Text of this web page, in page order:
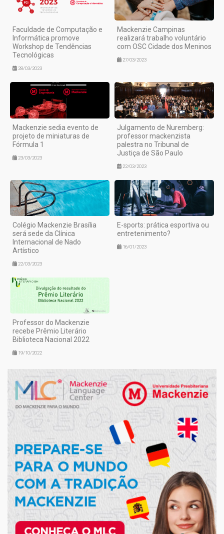
Faculdade de Computação e
Informática promove
Workshop de Tendências
Tecnológicas
28/03/2023
Mackenzie Campinas
realizará trabalho voluntário
com OSC Cidade dos Meninos
27/03/2023
Mackenzie sedia evento de
projeto de miniaturas de
Fórmula 1
23/03/2023
Julgamento de Nuremberg:
professor mackenzista
palestra no Tribunal de
Justiça de São Paulo
22/03/2023
Colégio Mackenzie Brasília
será sede da Clínica
Internacional de Nado
Artístico
22/03/2023
E-sports: prática esportiva ou
entretenimento?
16/01/2023
Professor do Mackenzie
recebe Prêmio Literário
Biblioteca Nacional 2022
19/10/2022